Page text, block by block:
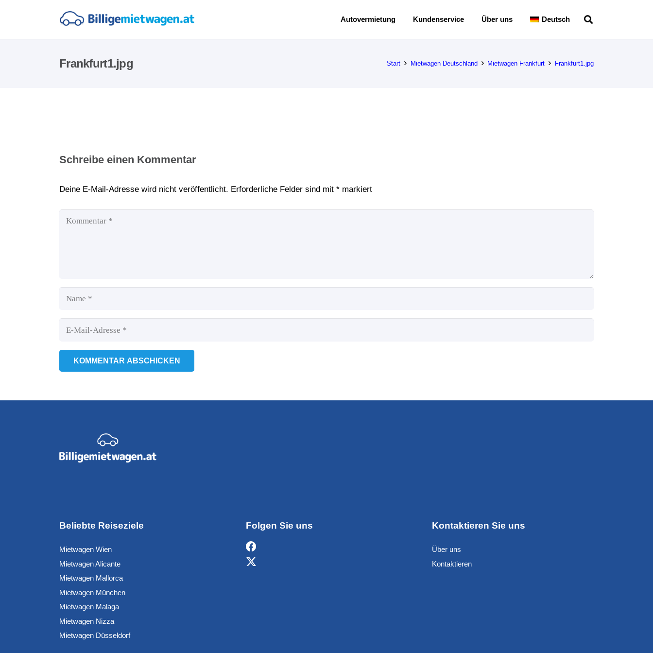
Autovermietung Kundenservice Über uns Deutsch
Frankfurt1.jpg Start Mietwagen Deutschland Mietwagen Frankfurt Frankfurt1.jpg
Schreibe einen Kommentar
Deine E-Mail-Adresse wird nicht veröffentlicht. Erforderliche Felder sind mit * markiert
KOMMENTAR ABSCHICKEN
Beliebte Reiseziele
Mietwagen Wien
Mietwagen Alicante
Mietwagen Mallorca
Mietwagen München
Mietwagen Malaga
Mietwagen Nizza
Mietwagen Düsseldorf
Folgen Sie uns Kontaktieren Sie uns
Über uns
Kontaktieren